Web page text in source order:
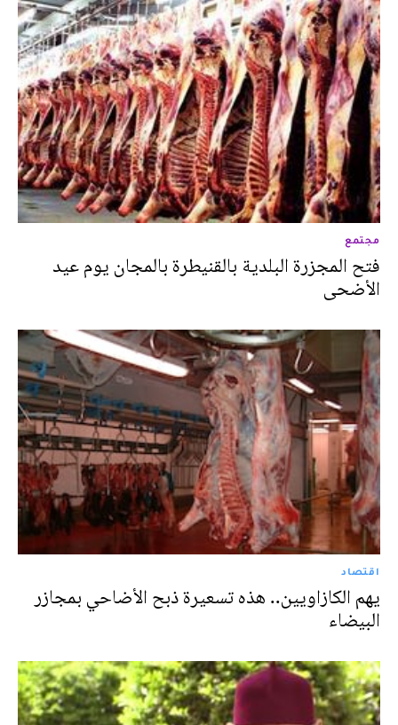
مجتمع
فتح المجزرة البلدية بالقنيطرة بالمجان يوم عيد
الأضحى
اقتصاد
يهم الكازاويين.. هذه تسعيرة ذبح الأضاحي بمجازر
البيضاء